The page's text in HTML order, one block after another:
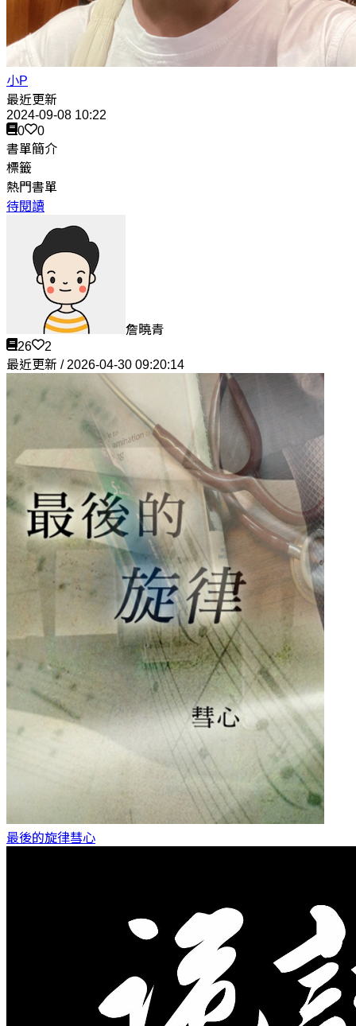
小P
最近更新
2024-09-08 10:22
0
0
書單簡介
標籤
熱門書單
待閱讀
詹曉青
26
2
最近更新 / 2026-04-30 09:20:14
最後的旋律彗心